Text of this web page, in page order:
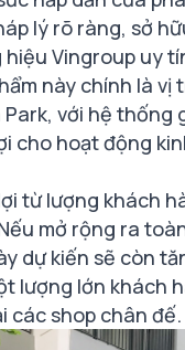
lý rõ ràng, sở
Vingroup uy
này chính là
với hệ
cho hoạt động
từ lượng khách
mở rộng ra
dự kiến sẽ còn
lượng lớn khách
các shop chân đế.